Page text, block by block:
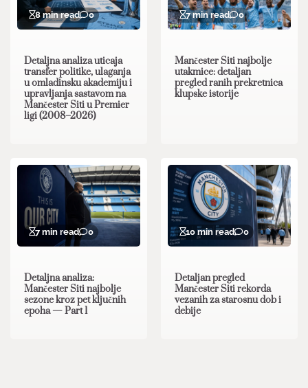
8 min read 0
Detaljna analiza uticaja
transfer politike, ulaganja
u omladinsku akademiju i
upravljanja sastavom na
Mančester Siti u Premier
ligi (2008–2026)
7 min read 0
Mančester Siti najbolje
utakmice: detaljan
pregled ranih prekretnica
klupske istorije
7 min read 0
Detaljna analiza:
Mančester Siti najbolje
sezone kroz pet ključnih
epoha — Part 1
10 min read 0
Detaljan pregled
Mančester Siti rekorda
vezanih za starosnu dob i
debije